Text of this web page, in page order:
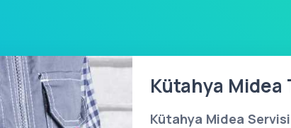
Kütahya Midea
Kütahya Midea Servisi